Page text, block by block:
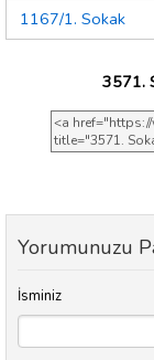
1167/1. Sokak
3571.
Yorumunuzu
İsminiz